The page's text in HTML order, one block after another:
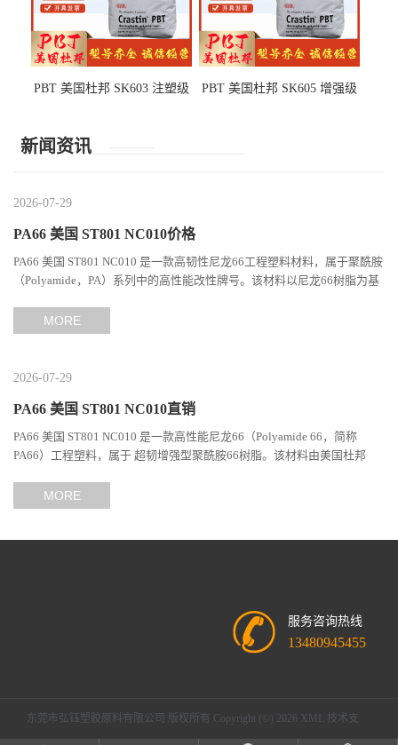
PBT 美国杜邦 SK603 注塑级
PBT 美国杜邦 SK605 增强级
新闻资讯
2026-07-29
PA66 美国 ST801 NC010价格
PA66 美国 ST801 NC010 是一款高韧性尼龙66工程塑料材料，属于聚酰胺
（Polyamide，PA）系列中的高性能改性牌号。该材料以尼龙66树脂为基
MORE
2026-07-29
PA66 美国 ST801 NC010直销
PA66 美国 ST801 NC010 是一款高性能尼龙66（Polyamide 66，简称
PA66）工程塑料，属于 超韧增强型聚酰胺66树脂。该材料由美国杜邦
MORE
服务咨询热线
13480945455
东莞市弘钰塑胶原料有限公司 版权所有 Copyright (©) 2026 XML 技术支